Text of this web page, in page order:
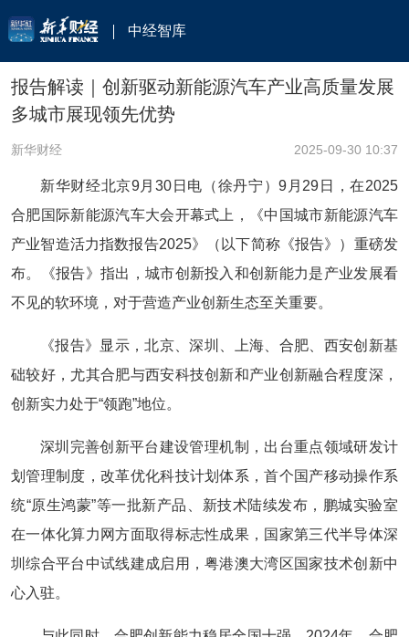
中经智库
报告解读｜创新驱动新能源汽车产业高质量发展
多城市展现领先优势
新华财经 2025-09-30 10:37
新华财经北京9月30日电（徐丹宁）9月29日，在2025
合肥国际新能源汽车大会开幕式上，《中国城市新能源汽车
产业智造活力指数报告2025》（以下简称《报告》）重磅发
布。《报告》指出，城市创新投入和创新能力是产业发展看
不见的软环境，对于营造产业创新生态至关重要。
《报告》显示，北京、深圳、上海、合肥、西安创新基
础较好，尤其合肥与西安科技创新和产业创新融合程度深，
创新实力处于“领跑”地位。
深圳完善创新平台建设管理机制，出台重点领域研发计
划管理制度，改革优化科技计划体系，首个国产移动操作系
统“原生鸿蒙”等一批新产品、新技术陆续发布，鹏城实验室
在一体化算力网方面取得标志性成果，国家第三代半导体深
圳综合平台中试线建成启用，粤港澳大湾区国家技术创新中
心入驻。